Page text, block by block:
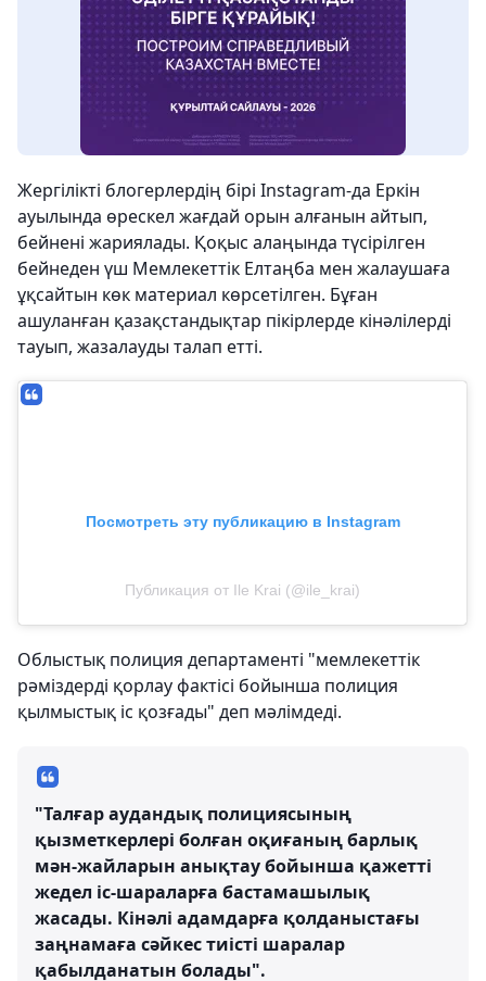
Жергілікті блогерлердің бірі Instagram-да Еркін
ауылында өрескел жағдай орын алғанын айтып,
бейнені жариялады. Қоқыс алаңында түсірілген
бейнеден үш Мемлекеттік Елтаңба мен жалаушаға
ұқсайтын көк материал көрсетілген. Бұған
ашуланған қазақстандықтар пікірлерде кінәлілерді
тауып, жазалауды талап етті.
Посмотреть эту публикацию в Instagram
Публикация от Ile Krai (@ile_krai)
Облыстық полиция департаменті "мемлекеттік
рәміздерді қорлау фактісі бойынша полиция
қылмыстық іс қозғады" деп мәлімдеді.
"Талғар аудандық полициясының
қызметкерлері болған оқиғаның барлық
мән-жайларын анықтау бойынша қажетті
жедел іс-шараларға бастамашылық
жасады. Кінәлі адамдарға қолданыстағы
заңнамаға сәйкес тиісті шаралар
қабылданатын болады".